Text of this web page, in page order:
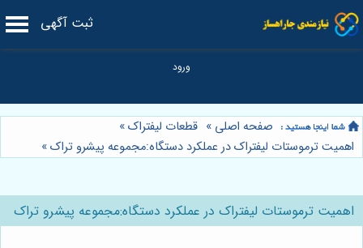
ثبت آگهی
صفحه اصلی » قطعات لیفتراک»
اهمیت ترموستات لیفتراک در عملکرد دستگاه:مجموعه پیشرو تراک»
اهمیت ترموستات لیفتراک در عملکرد دستگاه:مجموعه پیشرو تراک